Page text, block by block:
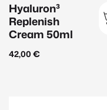
Hyaluron³
Replenish
Cream 50ml
42,00 €